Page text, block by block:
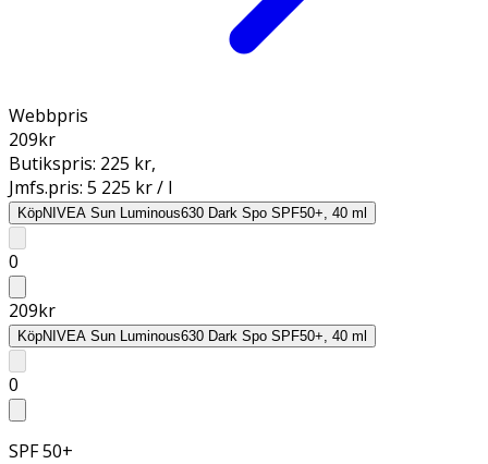
Webbpris
209kr
Butikspris: 225 kr,
Jmfs.pris: 5 225 kr / l
KöpNIVEA Sun Luminous630 Dark Spo SPF50+, 40 ml
0
209kr
KöpNIVEA Sun Luminous630 Dark Spo SPF50+, 40 ml
0
SPF 50+